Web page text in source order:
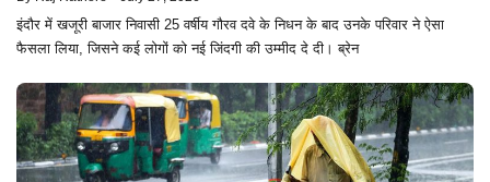
इंदौर में खजूरी बाजार निवासी 25 वर्षीय गौरव दवे के निधन के बाद उनके परिवार ने ऐसा
फैसला लिया, जिसने कई लोगों को नई जिंदगी की उम्मीद दे दी। ब्रेन